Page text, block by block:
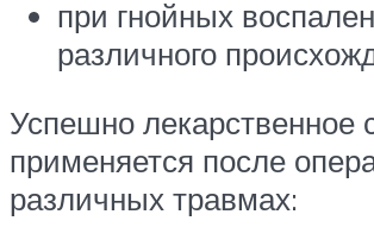
при гнойных
различного
Успешно лекарственное
применяется после
различных травмах: